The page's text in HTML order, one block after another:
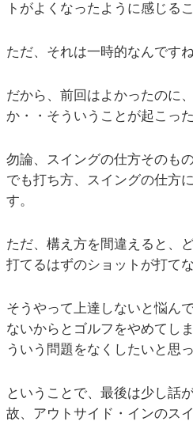
トがよくなったように感じる
ただ、それは一時的なんですね
だから、前回はよかったのに
か・・そういうことが起こっ
勿論、スイングの仕方そのも
でも打ち方、スイングの仕方
す。
ただ、構え方を間違えると、
打てるはずのショットが打て
そうやって上達しないと悩ん
ないからとゴルフをやめてし
ういう問題をなくしたいと思っ
ということで、最後は少し話
故、アウトサイド・インのス